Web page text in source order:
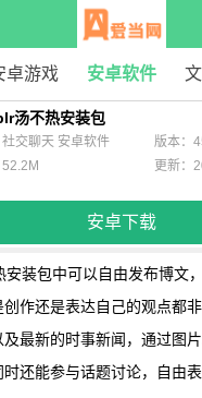
卓游戏 安卓软件
汤不热安装包
安卓下载
交聊天 安卓软件
版本：
更新：
安装包中可以自由发布博文
作还是表达自己的观点都
最新的时事新闻，通过图
还能参与话题讨论，自由表